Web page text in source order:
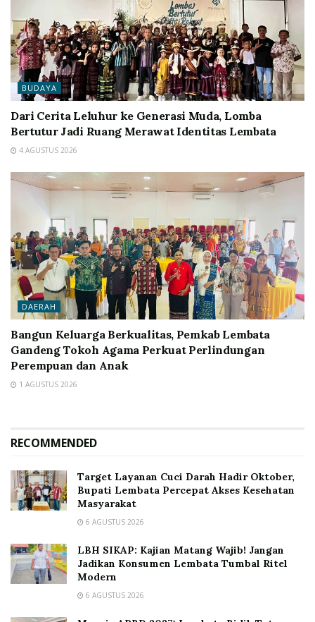
BUDAYA
Dari Cerita Leluhur ke Generasi Muda, Lomba
Bertutur Jadi Ruang Merawat Identitas Lembata
4 AGUSTUS 2026
DAERAH
Bangun Keluarga Berkualitas, Pemkab Lembata
Gandeng Tokoh Agama Perkuat Perlindungan
Perempuan dan Anak
1 AGUSTUS 2026
RECOMMENDED
Target Layanan Cuci Darah Hadir Oktober,
Bupati Lembata Percepat Akses Kesehatan
Masyarakat
6 AGUSTUS 2026
LBH SIKAP: Kajian Matang Wajib! Jangan
Jadikan Konsumen Lembata Tumbal Ritel
Modern
6 AGUSTUS 2026